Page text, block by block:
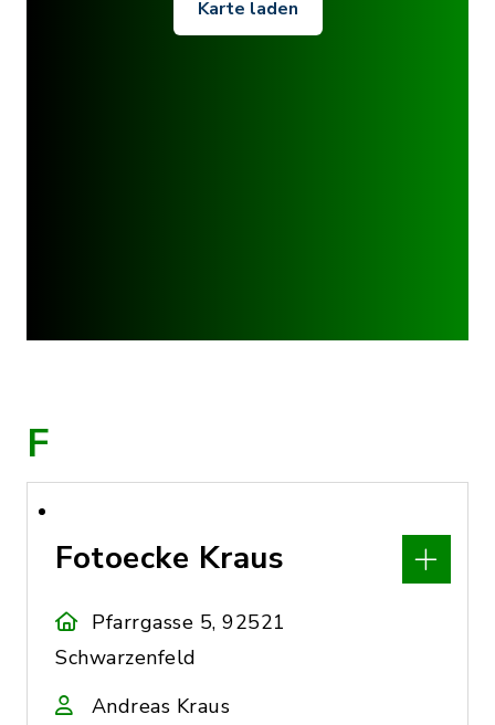
Karte laden
F
Fotoecke Kraus
Pfarrgasse 5, 92521
Schwarzenfeld
Andreas Kraus